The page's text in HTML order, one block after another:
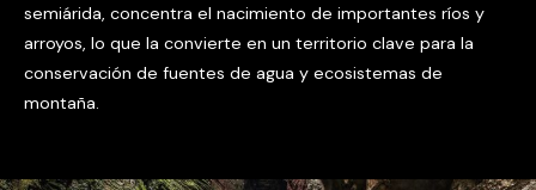
semiárida, concentra el nacimiento de importantes ríos y
arroyos, lo que la convierte en un territorio clave para la
conservación de fuentes de agua y ecosistemas de
montaña.